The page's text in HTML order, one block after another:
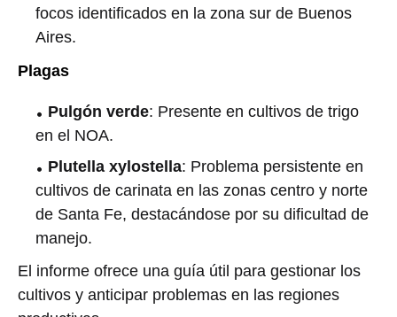
focos identificados en la zona sur de Buenos
Aires.
Plagas
Pulgón verde: Presente en cultivos de trigo
en el NOA.
Plutella xylostella: Problema persistente en
cultivos de carinata en las zonas centro y norte
de Santa Fe, destacándose por su dificultad de
manejo.
El informe ofrece una guía útil para gestionar los
cultivos y anticipar problemas en las regiones